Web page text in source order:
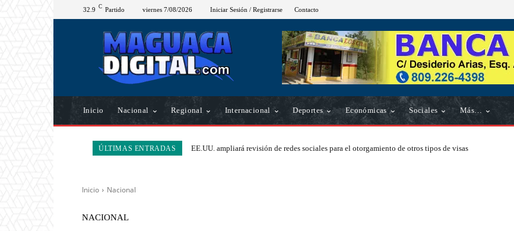
32.9 C Partido viernes 7/08/2026 Iniciar Sesión / Registrarse Contacto
Inicio Nacional Regional Internacional Deportes Económicas Sociales Más…
ÚLTIMAS ENTRADAS EE.UU. ampliará revisión de redes sociales para el otorgamiento de otros tipos de visas
Inicio Nacional
NACIONAL